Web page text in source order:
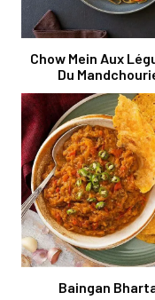
Chow Mein Aux
Du
Baingan